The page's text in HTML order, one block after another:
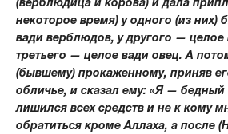
некоторое время) у одного (из них)
вади верблюдов, у другого — целое
третьего — целое вади овец. А
(бывшему) прокаженному, приняв
обличье, и сказал ему: «Я — бедный
лишился всех средств и не к кому
обратиться кроме Аллаха, а после